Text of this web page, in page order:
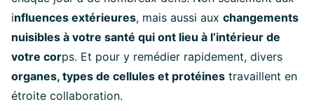
influences extérieures, mais aussi aux changements
nuisibles à votre santé qui ont lieu à l’intérieur de
votre corps. Et pour y remédier rapidement, divers
organes, types de cellules et protéines travaillent en
étroite collaboration.